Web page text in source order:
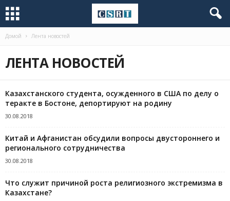
Домой Лента новостей
ЛЕНТА НОВОСТЕЙ
Казахстанского студента, осужденного в США по делу о
теракте в Бостоне, депортируют на родину
30.08.2018
Китай и Афганистан обсудили вопросы двустороннего и
регионального сотрудничества
30.08.2018
Что служит причиной роста религиозного экстремизма в
Казахстане?